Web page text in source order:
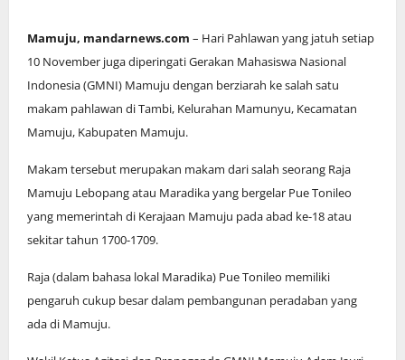
Mamuju, mandarnews.com – Hari Pahlawan yang jatuh setiap
10 November juga diperingati Gerakan Mahasiswa Nasional
Indonesia (GMNI) Mamuju dengan berziarah ke salah satu
makam pahlawan di Tambi, Kelurahan Mamunyu, Kecamatan
Mamuju, Kabupaten Mamuju.
Makam tersebut merupakan makam dari salah seorang Raja
Mamuju Lebopang atau Maradika yang bergelar Pue Tonileo
yang memerintah di Kerajaan Mamuju pada abad ke-18 atau
sekitar tahun 1700-1709.
Raja (dalam bahasa lokal Maradika) Pue Tonileo memiliki
pengaruh cukup besar dalam pembangunan peradaban yang
ada di Mamuju.